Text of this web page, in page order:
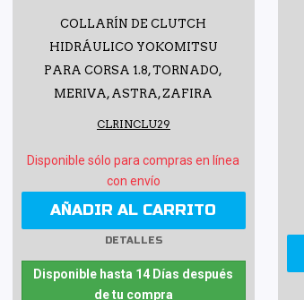
COLLARÍN DE CLUTCH
HIDRÁULICO YOKOMITSU
PARA CORSA 1.8, TORNADO,
MERIVA, ASTRA, ZAFIRA
CLRINCLU29
Disponible sólo para compras en línea
con envío
AÑADIR AL CARRITO
DETALLES
Disponible hasta 14 Días después
de tu compra